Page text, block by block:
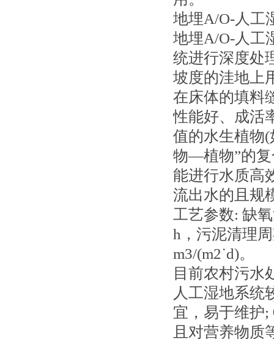
地埋A/O-人工
地埋A/O-人工
统进行深度处
坡度的洼地上
在床体的填料
性能好、成活
值的水生植物
物—植物”的复
能进行水质高
流出水的且规
工艺参数: 缺
h，污泥清理
m3/(m2˙d)。
目前农村污水
人工湿地系统
宜，易于维护
且对营养物